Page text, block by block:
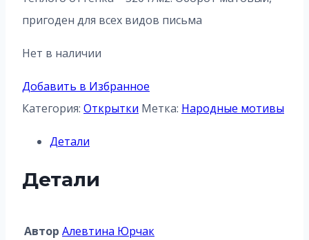
пригоден для всех видов письма
Нет в наличии
Добавить в Избранное
Категория: Открытки Метка: Народные мотивы
Детали
Детали
Автор Алевтина Юрчак